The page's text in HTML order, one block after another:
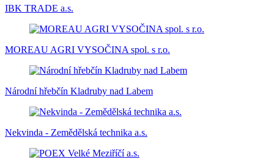
IBK TRADE a.s.
MOREAU AGRI VYSOČINA spol. s r.o.
Národní hřebčín Kladruby nad Labem
Nekvinda - Zemědělská technika a.s.